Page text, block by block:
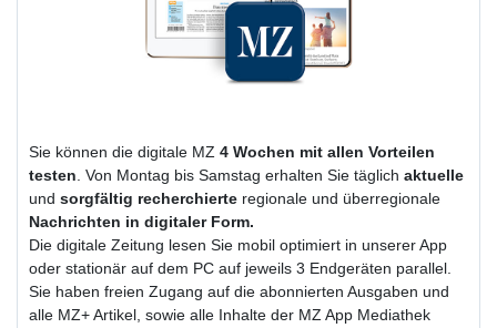
Sie können die digitale MZ 4 Wochen mit allen Vorteilen
testen. Von Montag bis Samstag erhalten Sie täglich aktuelle
und sorgfältig recherchierte regionale und überregionale
Nachrichten in digitaler Form.
Die digitale Zeitung lesen Sie mobil optimiert in unserer App
oder stationär auf dem PC auf jeweils 3 Endgeräten parallel.
Sie haben freien Zugang auf die abonnierten Ausgaben und
alle MZ+ Artikel, sowie alle Inhalte der MZ App Mediathek